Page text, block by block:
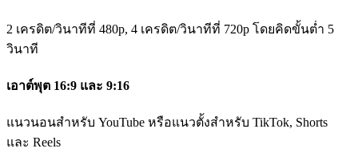
2 เครดิต/วินาทีที่ 480p, 4 เครดิต/วินาทีที่ 720p โดยคิดขั้นต่ำ 5
วินาที
เอาต์พุต 16:9 และ 9:16
แนวนอนสำหรับ YouTube หรือแนวตั้งสำหรับ TikTok, Shorts
และ Reels